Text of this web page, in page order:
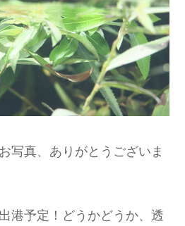
写真、ありがとうございま
港予定！どうかどうか、透